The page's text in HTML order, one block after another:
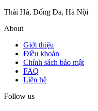
Thái Hà, Đống Đa, Hà Nội
About
Giới thiệu
Điều khoản
Chính sách bảo mật
FAQ
Liên hệ
Follow us